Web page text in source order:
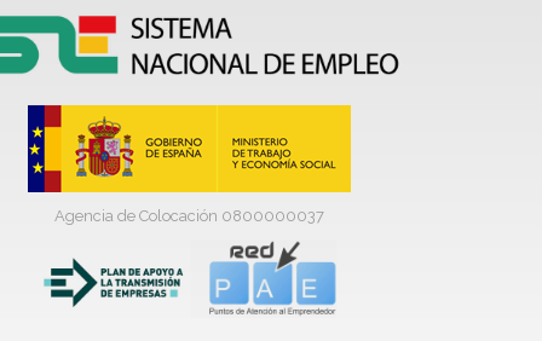
Agencia de Colocación 0800000037